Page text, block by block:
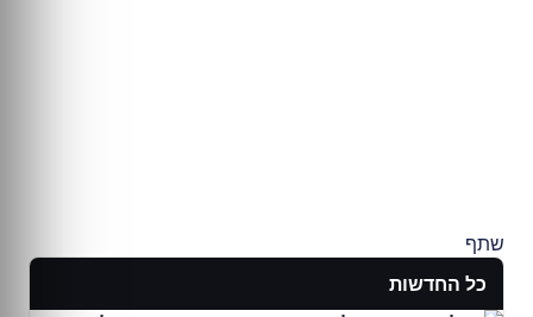
שתף
כל החדשות